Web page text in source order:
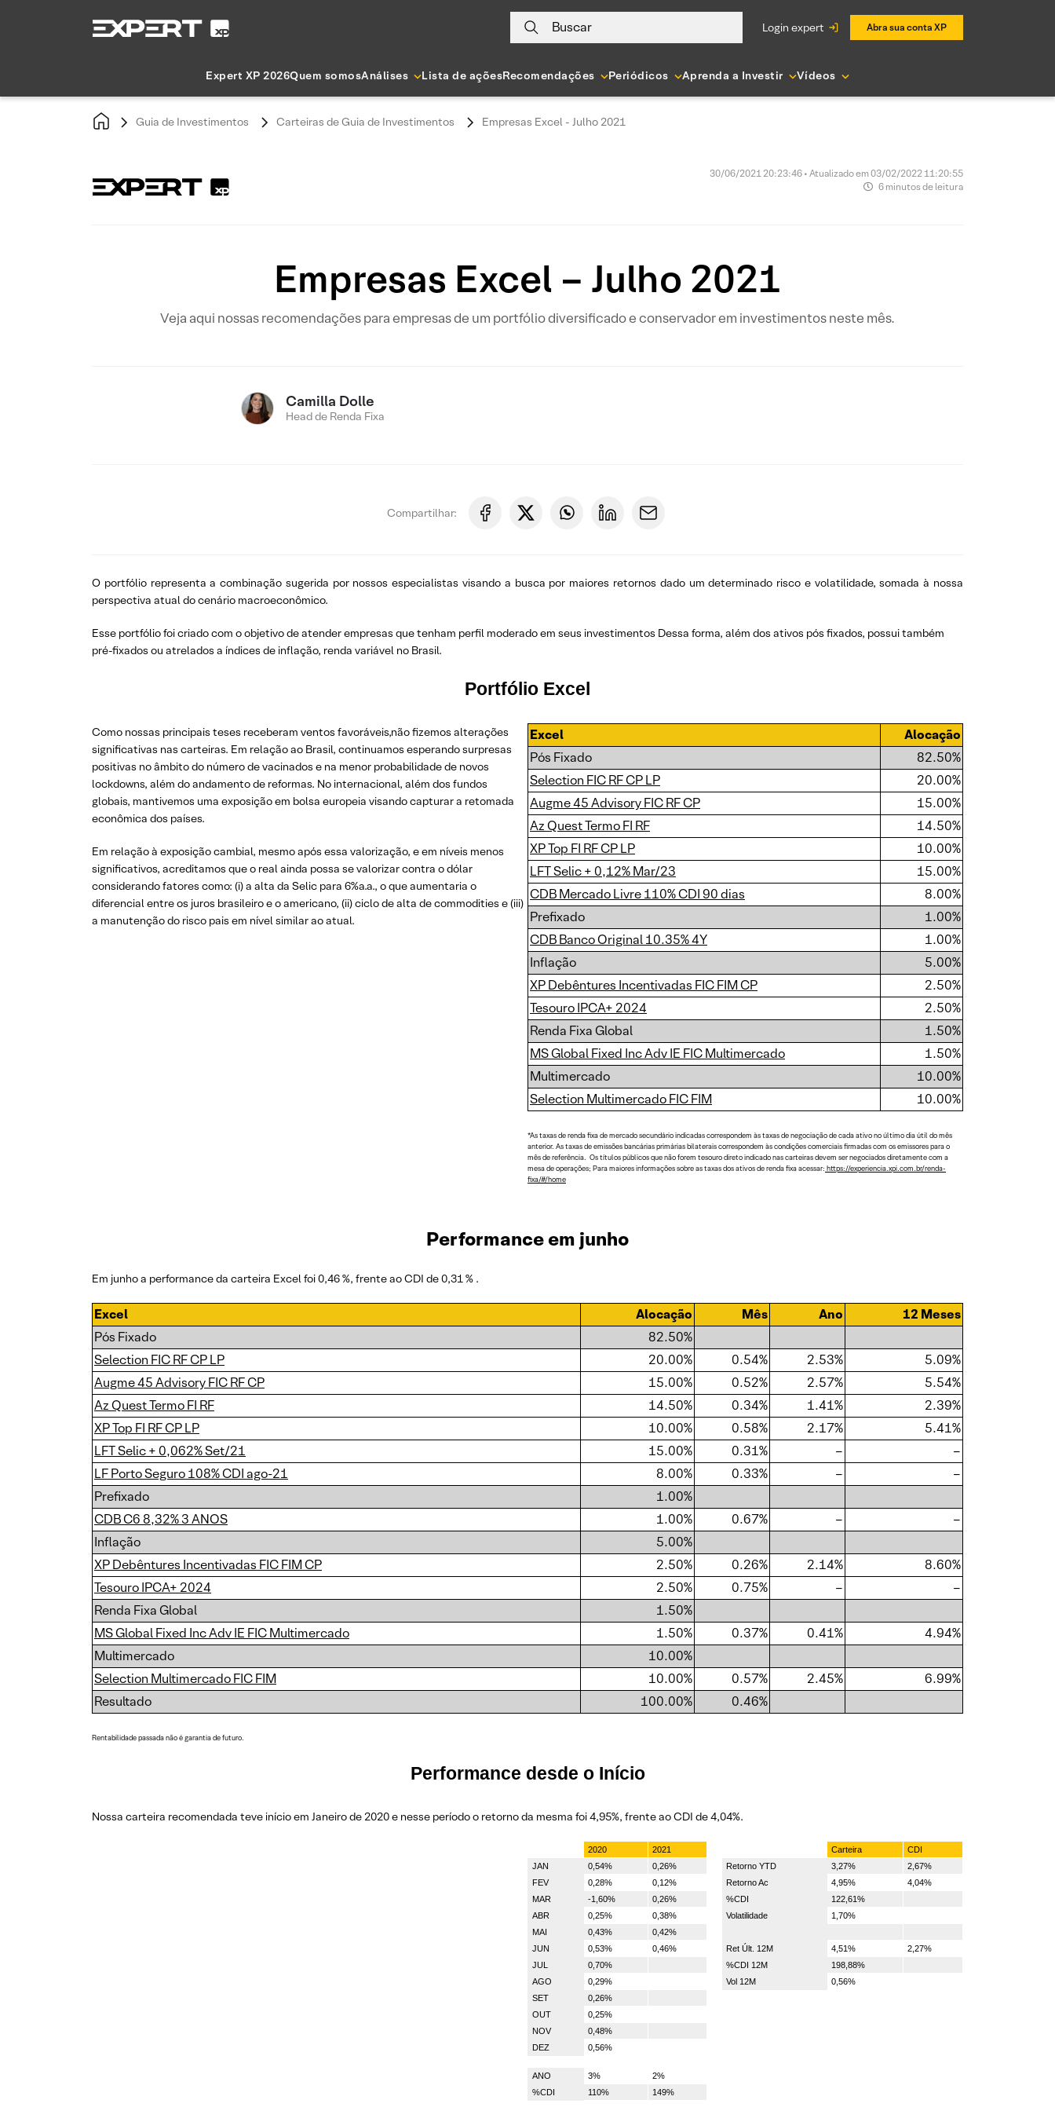
Buscar login expert Abra sua conta XP
Expert XP 2026Quem somosAnálises Lista de açõesRecomendações Periódicos Aprenda a Investir Vídeos
Guia de Investimentos Carteiras de Guia de Investimentos Empresas Excel - Julho 2021
30/06/2021 20:23:46 • Atualizado em 03/02/2022 11:20:55
6 minutos de leitura
Empresas Excel – Julho 2021
Veja aqui nossas recomendações para empresas de um portfólio diversificado e conservador em investimentos neste mês.
Camilla Dolle
Head de Renda Fixa
Compartilhar:
O portfólio representa a combinação sugerida por nossos especialistas visando a busca por maiores retornos dado um determinado risco e volatilidade, somada à nossa
perspectiva atual do cenário macroeconômico.
Esse portfólio foi criado com o objetivo de atender empresas que tenham perfil moderado em seus investimentos Dessa forma, além dos ativos pós fixados, possui também
pré-fixados ou atrelados a índices de inflação, renda variável no Brasil.
Portfólio Excel
Como nossas principais teses receberam ventos favoráveis,não fizemos alterações
significativas nas carteiras. Em relação ao Brasil, continuamos esperando surpresas
positivas no âmbito do número de vacinados e na menor probabilidade de novos
lockdowns, além do andamento de reformas. No internacional, além dos fundos
globais, mantivemos uma exposição em bolsa europeia visando capturar a retomada
econômica dos países.
Em relação à exposição cambial, mesmo após essa valorização, e em níveis menos
significativos, acreditamos que o real ainda possa se valorizar contra o dólar
considerando fatores como: (i) a alta da Selic para 6%a.a., o que aumentaria o
diferencial entre os juros brasileiro e o americano, (ii) ciclo de alta de commodities e (iii)
a manutenção do risco pais em nível similar ao atual.
Excel
Alocação
Pós Fixado
82.50%
Selection FIC RF CP LP
20.00%
Augme 45 Advisory FIC RF CP
15.00%
Az Quest Termo FI RF
14.50%
XP Top FI RF CP LP
10.00%
LFT Selic + 0,12% Mar/23
15.00%
CDB Mercado Livre 110% CDI 90 dias
8.00%
Prefixado
1.00%
CDB Banco Original 10.35% 4Y
1.00%
Inflação
5.00%
XP Debêntures Incentivadas FIC FIM CP
2.50%
Tesouro IPCA+ 2024
2.50%
Renda Fixa Global
1.50%
MS Global Fixed Inc Adv IE FIC Multimercado
1.50%
Multimercado
10.00%
Selection Multimercado FIC FIM
10.00%
*As taxas de renda fixa de mercado secundário indicadas correspondem às taxas de negociação de cada ativo no último dia útil do mês
anterior. As taxas de emissões bancárias primárias bilaterais correspondem às condições comerciais firmadas com os emissores para o
mês de referência. Os títulos públicos que não forem tesouro direto indicado nas carteiras devem ser negociados diretamente com a
mesa de operações; Para maiores informações sobre as taxas dos ativos de renda fixa acessar: https://experiencia.xpi.com.br/renda-
fixa/#/home
Performance em junho
Em junho a performance da carteira Excel foi 0,46 %, frente ao CDI de 0,31 % .
Excel Alocação Mês Ano
12 Meses
Pós Fixado
82.50%
Selection FIC RF CP LP
20.00% 0.54% 2.53%
5.09%
Augme 45 Advisory FIC RF CP
15.00% 0.52% 2.57%
5.54%
Az Quest Termo FI RF
14.50% 0.34% 1.41%
2.39%
XP Top FI RF CP LP
10.00% 0.58% 2.17%
5.41%
LFT Selic + 0,062% Set/21
15.00% 0.31% –
–
LF Porto Seguro 108% CDI ago-21
8.00% 0.33% –
–
Prefixado
1.00%
CDB C6 8,32% 3 ANOS
1.00% 0.67% –
–
Inflação
5.00%
XP Debêntures Incentivadas FIC FIM CP
2.50% 0.26% 2.14%
8.60%
Tesouro IPCA+ 2024
2.50% 0.75% –
–
Renda Fixa Global
1.50%
MS Global Fixed Inc Adv IE FIC Multimercado
1.50% 0.37% 0.41%
4.94%
Multimercado
10.00%
Selection Multimercado FIC FIM
10.00% 0.57% 2.45%
6.99%
Resultado
100.00% 0.46%
Rentabilidade passada não é garantia de futuro.
Performance desde o Início
Nossa carteira recomendada teve início em Janeiro de 2020 e nesse período o retorno da mesma foi 4,95%, frente ao CDI de 4,04%.
2020 2021 Carteira
CDI
JAN
0,54% 0,26% Retorno YTD 3,27%
2,67%
FEV
0,28% 0,12% Retorno Ac 4,95%
4,04%
MAR
-1,60% 0,26% %CDI
122,61%
ABR
0,25% 0,38% Volatilidade
1,70%
MAI
0,43%
0,42%
JUN
0,53% 0,46% Ret Últ. 12M 4,51%
2,27%
JUL
0,70% %CDI 12M
198,88%
AGO
0,29% Vol 12M
0,56%
SET
0,26%
OUT
0,25%
NOV
0,48%
DEZ
0,56%
ANO 3%
2%
%CDI
110% 149%